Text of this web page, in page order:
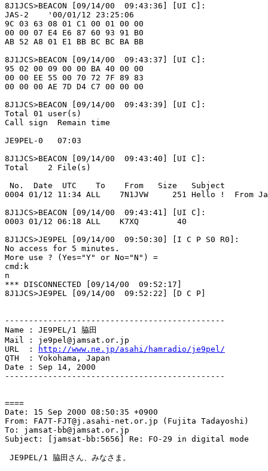
8J1JCS>BEACON [09/14/00  09:43:36] [UI C]:
JAS-2    '00/01/12 23:25:06
9C 03 63 08 01 C1 00 01 00 00
00 00 07 E4 E6 87 60 93 91 B0
AB 52 A8 01 E1 BB BC BC BA BB
8J1JCS>BEACON [09/14/00  09:43:37] [UI C]:
95 02 00 09 00 00 BA 40 00 00
00 00 EE 55 00 70 72 7F 89 83
00 00 00 AE 7D D4 C7 00 00 00
8J1JCS>BEACON [09/14/00  09:43:39] [UI C]:
Total 01 user(s)
Call sign  Remain time
JE9PEL-0   07:03
8J1JCS>BEACON [09/14/00  09:43:40] [UI C]:
Total    2 File(s)
No.  Date  UTC    To    From   Size   Subject
0004 01/12 11:34 ALL    7N1JVW     251 Hello !  From
8J1JCS>BEACON [09/14/00  09:43:41] [UI C]:
0003 01/12 06:18 ALL    K7XQ        40
8J1JCS>JE9PEL [09/14/00  09:50:30] [I C P S0 R0]:
No access for 5 minutes.
More use ? (Yes="Y" or No="N") =
cmd:k
n
*** DISCONNECTED [09/14/00  09:52:17]
8J1JCS>JE9PEL [09/14/00  09:52:22] [D C P]
----------------------------------------------
Name : JE9PEL/1 脇田
Mail : je9pel@jamsat.or.jp
URL  :
http://www.ne.jp/asahi/hamradio/je9pel/
QTH  : Yokohama, Japan
Date : Sep 14, 2000
----------------------------------------------
====
Date: 15 Sep 2000 08:50:35 +0900
From: FA7T-FJT@j.asahi-net.or.jp (Fujita Tadayoshi)
To: jamsat-bb@jamsat.or.jp
Subject: [jamsat-bb:5656] Re: FO-29 in digital mode
JE9PEL/1 脇田さん、みなさま。